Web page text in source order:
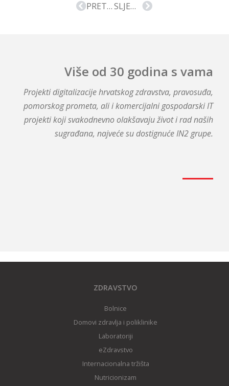
PRETHODNA VIJEST SLJEDEĆA VIJEST
Više od 30 godina s vama
Projekti digitalizacije hrvatskog zdravstva, pravosuđa,
pomorskog prometa, ali i komercijalni gospodarski IT
projekti koji svakodnevno olakšavaju život i rad naših
sugrađana, najveće su dostignuće IN2 grupe.
ZDRAVSTVO
Bolnice
Domovi zdravlja i poliklinike
Laboratoriji
eZdravstvo
Internacionalna tržišta
Nutricionizam